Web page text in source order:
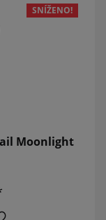
SNÍŽENO!
Moonlight